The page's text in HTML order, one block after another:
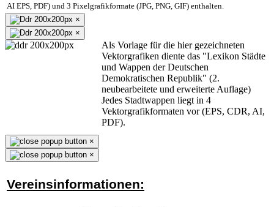
AI EPS, PDF) und 3 Pixelgrafikformate (JPG, PNG, GIF) enthalten.
×
×
Als Vorlage für die hier gezeichneten
Vektorgrafiken diente das "Lexikon Städte
und Wappen der Deutschen
Demokratischen Republik" (2.
neubearbeitete und erweiterte Auflage)
Jedes Stadtwappen liegt in 4
Vektorgrafikformaten vor (EPS, CDR, AI,
PDF).
×
×
Vereinsinformationen: